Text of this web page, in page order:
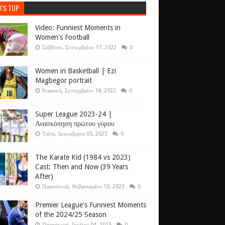
TOP
Video: Funniest Moments in
Women's Football
Σάββατο, Σεπτεμβρίου 17, 2022 0
Women in Basketball | Ezi
Magbegor portrait
Κυριακή, Σεπτεμβρίου 18, 2022 0
Super League 2023-24 |
Ανασκόπηση πρώτου γύρου
Τρίτη, Δεκεμβρίου 05, 2023 0
The Karate Kid (1984 vs 2023)
Cast: Then and Now (39 Years
After)
Παρασκευή, Φεβρουαρίου 10, 2023 0
Premier League's Funniest Moments
of the 2024/25 Season